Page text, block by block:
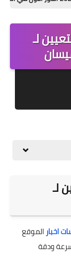
والتعليم
وهيئة
لـ
لـ
اخبارالموقع
ودقة